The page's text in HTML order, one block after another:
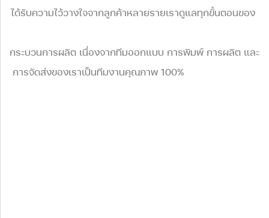
ได้รับความไว้วางใจจากลูกค้าหลายรายเราดูแลทุกขั้นตอนของ
กระบวนการผลิต เนื่องจากทีมออกแบบ การพิมพ์ การผลิต และ
การจัดส่งของเราเป็นทีมงานคุณภาพ 100%